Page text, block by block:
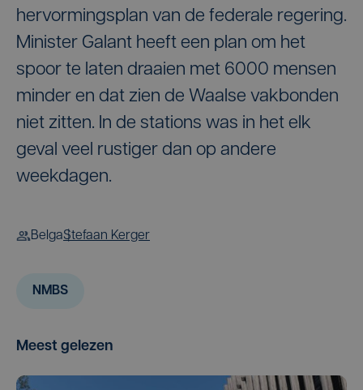
hervormingsplan van de federale regering.
Minister Galant heeft een plan om het
spoor te laten draaien met 6000 mensen
minder en dat zien de Waalse vakbonden
niet zitten. In de stations was in het elk
geval veel rustiger dan op andere
weekdagen.
BelgaStefaan Kerger
NMBS
Meest gelezen